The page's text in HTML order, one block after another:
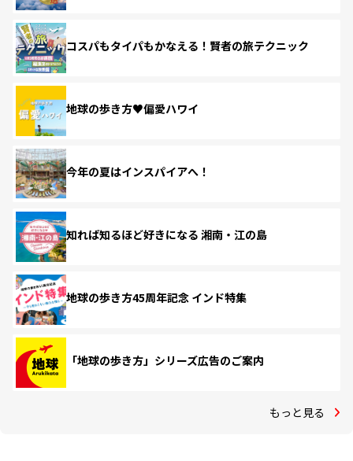
コスパもタイパもかなえる！賢者の旅テクニック
地球の歩き方♥偏愛ハワイ
今年の夏はインスパイアへ！
知れば知るほど好きになる 湘南・江の島
地球の歩き方45周年記念 インド特集
「地球の歩き方」シリーズ広告のご案内
もっと見る